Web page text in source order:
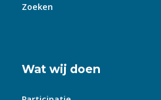
Zoeken
Wat wij doen